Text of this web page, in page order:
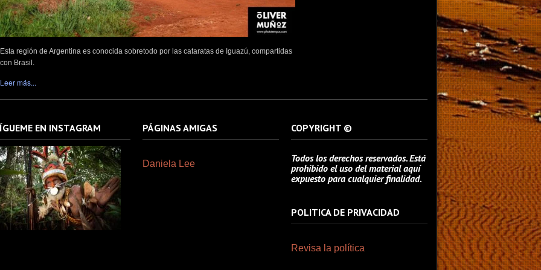
Esta región de Argentina es conocida sobretodo por las cataratas de Iguazú, compartidas
con Brasil.
Leer más...
EN INSTAGRAM PÁGINAS AMIGAS
Daniela Lee
COPYRIGHT ©
Todos los derechos reservados. Está
prohibido el uso del material aquí
expuesto para cualquier finalidad.
POLITICA DE PRIVACIDAD
Revisa la política